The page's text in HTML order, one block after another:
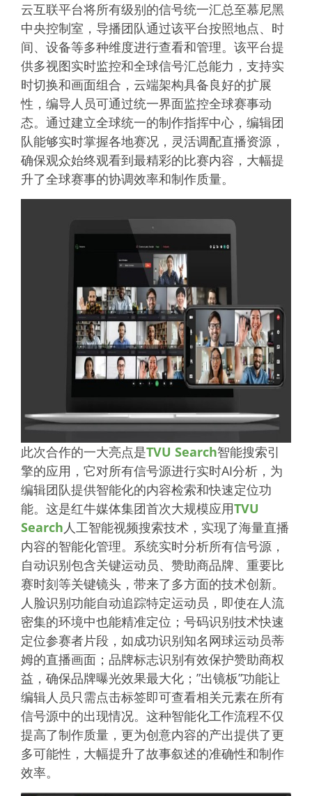
云互联平台将所有级别的信号统一汇总至慕尼黑
中央控制室，导播团队通过该平台按照地点、时
间、设备等多种维度进行查看和管理。该平台提
供多视图实时监控和全球信号汇总能力，支持实
时切换和画面组合，云端架构具备良好的扩展
性，编导人员可通过统一界面监控全球赛事动
态。通过建立全球统一的制作指挥中心，编辑团
队能够实时掌握各地赛况，灵活调配直播资源，
确保观众始终观看到最精彩的比赛内容，大幅提
升了全球赛事的协调效率和制作质量。
此次合作的一大亮点是TVU Search智能搜索引
擎的应用，它对所有信号源进行实时AI分析，为
编辑团队提供智能化的内容检索和快速定位功
能。这是红牛媒体集团首次大规模应用TVU
Search人工智能视频搜索技术，实现了海量直播
内容的智能化管理。系统实时分析所有信号源，
自动识别包含关键运动员、赞助商品牌、重要比
赛时刻等关键镜头，带来了多方面的技术创新。
人脸识别功能自动追踪特定运动员，即使在人流
密集的环境中也能精准定位；号码识别技术快速
定位参赛者片段，如成功识别知名网球运动员蒂
姆的直播画面；品牌标志识别有效保护赞助商权
益，确保品牌曝光效果最大化；”出镜板”功能让
编辑人员只需点击标签即可查看相关元素在所有
信号源中的出现情况。这种智能化工作流程不仅
提高了制作质量，更为创意内容的产出提供了更
多可能性，大幅提升了故事叙述的准确性和制作
效率。